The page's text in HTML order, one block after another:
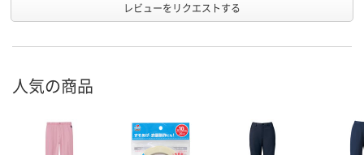
レビューをリクエストする
人気の商品